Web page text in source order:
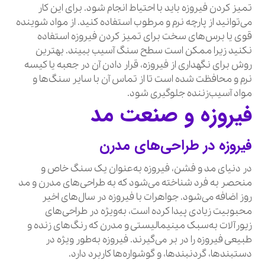
تمیز کردن فیروزه باید با احتیاط انجام شود. برای این کار
می‌توانید از پارچه نرم و مرطوب استفاده کنید. از مواد شوینده
قوی یا برس‌های سخت برای تمیز کردن فیروزه استفاده
نکنید زیرا ممکن است سطح سنگ آسیب ببیند. بهترین
روش برای نگهداری از فیروزه، قرار دادن آن در جعبه یا کیسه
نرم و محافظت شده است تا از تماس آن با سایر سنگ‌ها و
مواد آسیب‌زننده جلوگیری شود.
فیروزه و صنعت مد
فیروزه در طراحی‌های مدرن
در دنیای مد و فشن، فیروزه به‌عنوان یک سنگ خاص و
منحصر به فرد شناخته می‌شود که به طراحی‌های مدرن و مد
روز اضافه می‌شود. جواهرات با فیروزه در سال‌های اخیر
محبوبیت زیادی پیدا کرده است، به‌ویژه در طراحی‌های
زیورآلات به‌سبک مینیمالیستی و مدرن که رنگ‌های زنده و
طبیعی فیروزه را در بر می‌گیرند. فیروزه به‌طور ویژه در
دستبندها، گردنبندها، و گوشواره‌ها کاربرد دارد.